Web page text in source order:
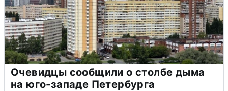
Очевидцы сообщили о столбе дыма
на юго-западе Петербурга